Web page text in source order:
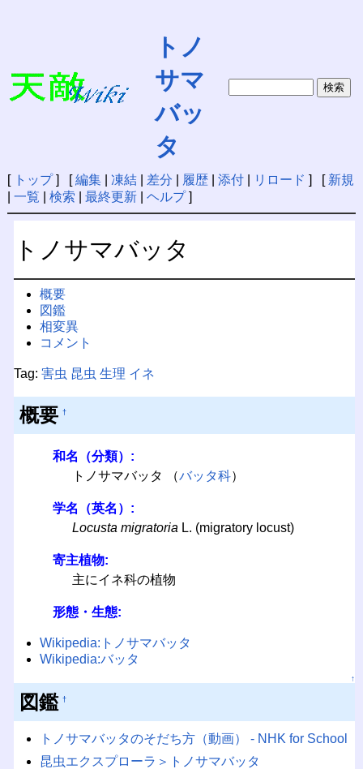
トノ
サマ
バッ
タ
[ トップ] [編集| 凍結| 差分 履歴| 添付| リロード ] [ 新規
一覧 検索 最終更新| ヘルプ]
トノサマバッタ
概要
図鑑
相変異
コメント
Tag: 害虫 昆虫 生理 イネ
概要 †
和名（分類）:
トノサマバッタ （バッタ科）
学名（英名）:
Locusta migratoria L. (migratory locust)
寄主植物:
主にイネ科の植物
形態・生態:
Wikipedia:トノサマバッタ
Wikipedia:バッタ
↑
図鑑 †
トノサマバッタのそだち方（動画） - NHK for School
昆虫エクスプローラ＞トノサマバッタ